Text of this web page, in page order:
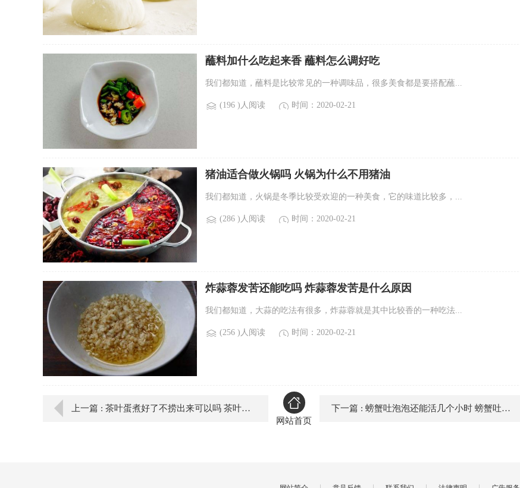
蘸料加什么吃起来香 蘸料怎么调好吃
我们都知道，蘸料是比较常见的一种调味品，很多美食都是要搭配蘸...
(196 )人阅读 时间：2020-02-21
猪油适合做火锅吗 火锅为什么不用猪油
我们都知道，火锅是冬季比较受欢迎的一种美食，它的味道比较多，...
(286 )人阅读 时间：2020-02-21
炸蒜蓉发苦还能吃吗 炸蒜蓉发苦是什么原因
我们都知道，大蒜的吃法有很多，炸蒜蓉就是其中比较香的一种吃法...
(256 )人阅读 时间：2020-02-21
上一篇 : 茶叶蛋煮好了不捞出来可以吗 茶叶蛋是捞出还是泡着
网站首页
下一篇 : 螃蟹吐泡泡还能活几个小时 螃蟹吐泡泡需要加水吗